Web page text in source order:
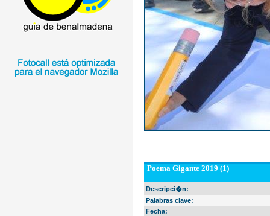
Poema Gigante 2019 (1)
Descripci�n:
Palabras clave:
Fecha: